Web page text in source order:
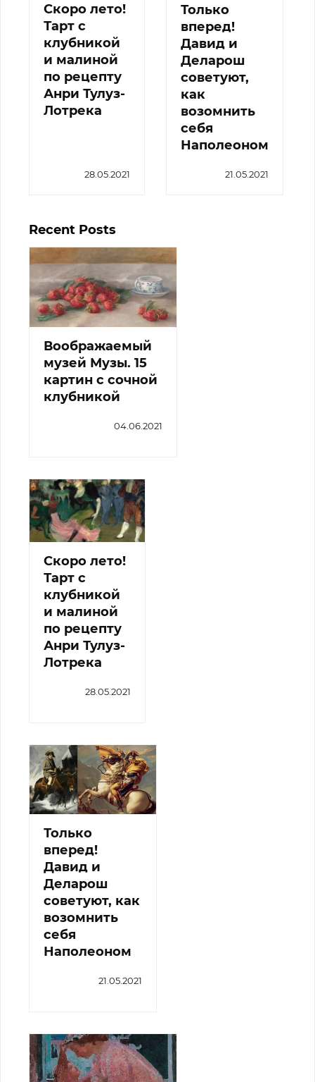
Скоро лето!
Тарт с
клубникой
и малиной
по рецепту
Анри Тулуз-
Лотрека
28.05.2021
Только
вперед!
Давид и
Деларош
советуют,
как
возомнить
себя
Наполеоном
21.05.2021
Recent Posts
Воображаемый
музей Музы. 15
картин с сочной
клубникой
04.06.2021
Скоро лето!
Тарт с
клубникой
и малиной
по рецепту
Анри Тулуз-
Лотрека
28.05.2021
Только
вперед!
Давид и
Деларош
советуют, как
возомнить
себя
Наполеоном
21.05.2021